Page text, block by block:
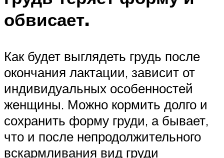
обвисает.
Как будет выглядеть грудь после
окончания лактации, зависит от
индивидуальных особенностей
женщины. Можно кормить долго и
сохранить форму груди, а бывает,
что и после непродолжительного
вскармливания вид груди